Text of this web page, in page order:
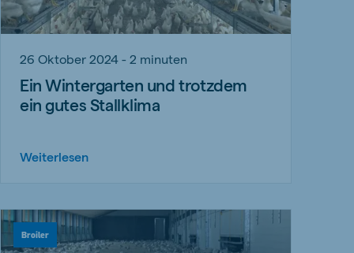
26 Oktober 2024 - 2 minuten
Ein Wintergarten und trotzdem
ein gutes Stallklima
Weiterlesen
Broiler